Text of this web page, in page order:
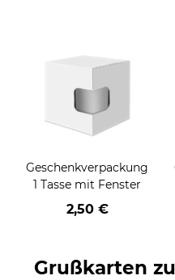
Geschenkverpackung
1 Tasse mit Fenster
2,50 €
Grußkarten